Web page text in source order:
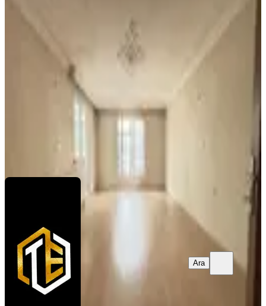
Banyolu Satılık Daire !!!!
Yenimahalle, Pamuklar Mahallesi
3+1
165 m² ·3. Kat
6.990.000 ₺
Ara